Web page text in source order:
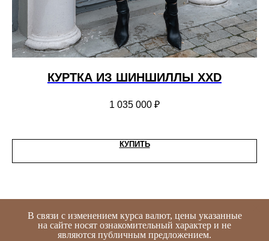
КУРТКА ИЗ ШИНШИЛЛЫ XXD
1 035 000 ₽
КУПИТЬ
В связи с изменением курса валют, цены указанные
на сайте носят ознакомительный характер и не
являются публичным предложением.